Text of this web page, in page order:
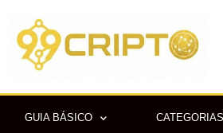
para
conteúdo
GUIA BÁSICO CATEGORIAS